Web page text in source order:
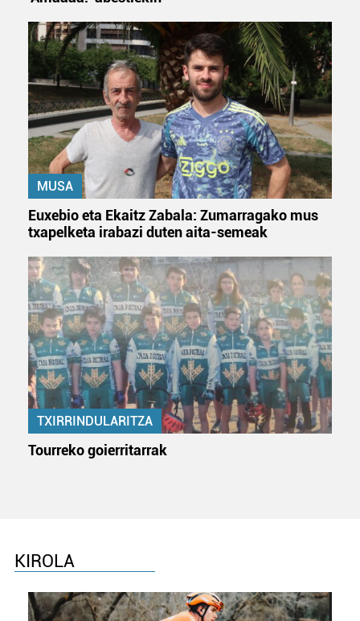
irakurri
MUSA
Euxebio eta Ekaitz Zabala: Zumarragako mus
txapelketa irabazi duten aita-semeak
TXIRRINDULARITZA
Tourreko goierritarrak
KIROLA